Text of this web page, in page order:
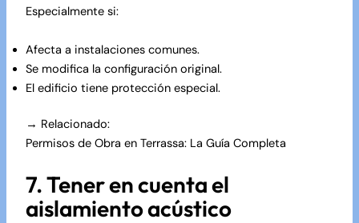
Especialmente si:
Afecta a instalaciones comunes.
Se modifica la configuración original.
El edificio tiene protección especial.
→ Relacionado:
Permisos de Obra en Terrassa: La Guía Completa
7. Tener en cuenta el
aislamiento acústico